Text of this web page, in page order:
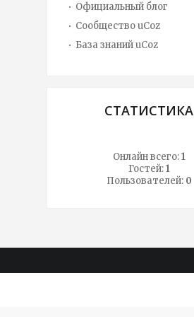
Официальный блог
Сообщество uCoz
База знаний uCoz
СТАТИСТИКА
Онлайн всего:1
Гостей:1
Пользователей: 0